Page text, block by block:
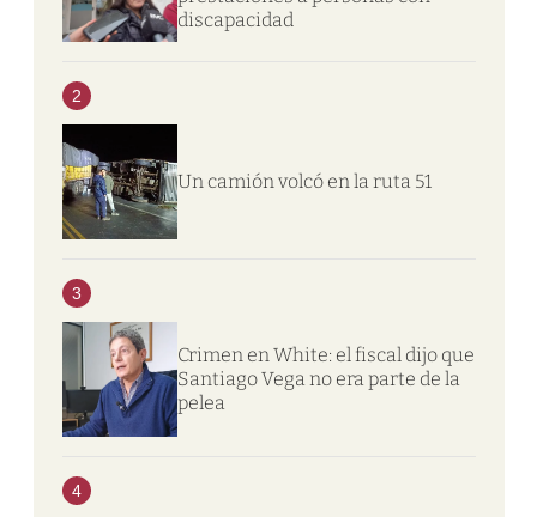
discapacidad
2
Un camión volcó en la ruta 51
3
Crimen en White: el fiscal dijo que
Santiago Vega no era parte de la
pelea
4